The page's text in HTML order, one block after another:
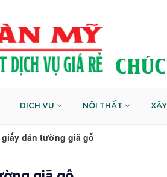
DỊCH VỤ NỘI THẤT
giấy dán tường giã gỗ